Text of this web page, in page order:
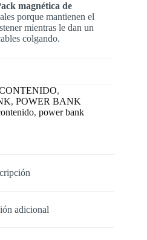
magnética de
porque mantienen el
mientras le dan un
colgando.
,
, POWER BANK
, power bank
adicional